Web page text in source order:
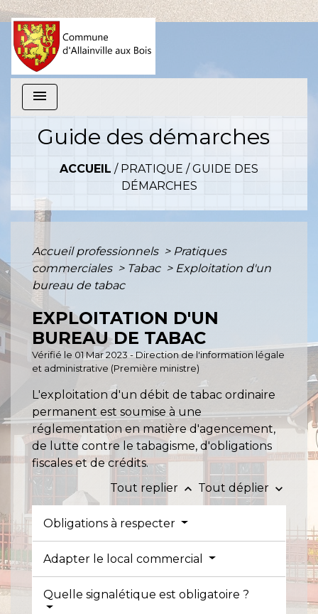
menu
Guide des démarches
ACCUEIL / PRATIQUE /GUIDE DES
DÉMARCHES
Accueil professionnels > Pratiques
commerciales > Tabac > Exploitation d'un
bureau de tabac
EXPLOITATION D'UN
BUREAU DE TABAC
Vérifié le 01 Mar 2023 - Direction de l'information légale
et administrative (Première ministre)
L'exploitation d'un débit de tabac ordinaire
permanent est soumise à une
réglementation en matière d'agencement,
de lutte contre le tabagisme, d'obligations
fiscales et de crédits.
Tout replier keyboard_arrow_up Tout déplier keyboard_arrow_down
Obligations à respecter
Adapter le local commercial
Quelle signalétique est obligatoire ?